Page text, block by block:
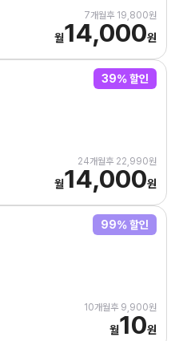
7개월후 19,800원
월14,000원
39% 할인
24개월후 22,990원
월14,000원
99% 할인
10개월후 9,900원
월10원